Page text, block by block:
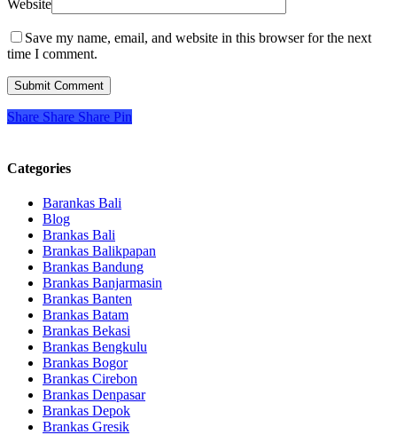
Website
Save my name, email, and website in this browser for the next
time I comment.
Share Share Share Pin
Categories
Barankas Bali
Blog
Brankas Bali
Brankas Balikpapan
Brankas Bandung
Brankas Banjarmasin
Brankas Banten
Brankas Batam
Brankas Bekasi
Brankas Bengkulu
Brankas Bogor
Brankas Cirebon
Brankas Denpasar
Brankas Depok
Brankas Gresik